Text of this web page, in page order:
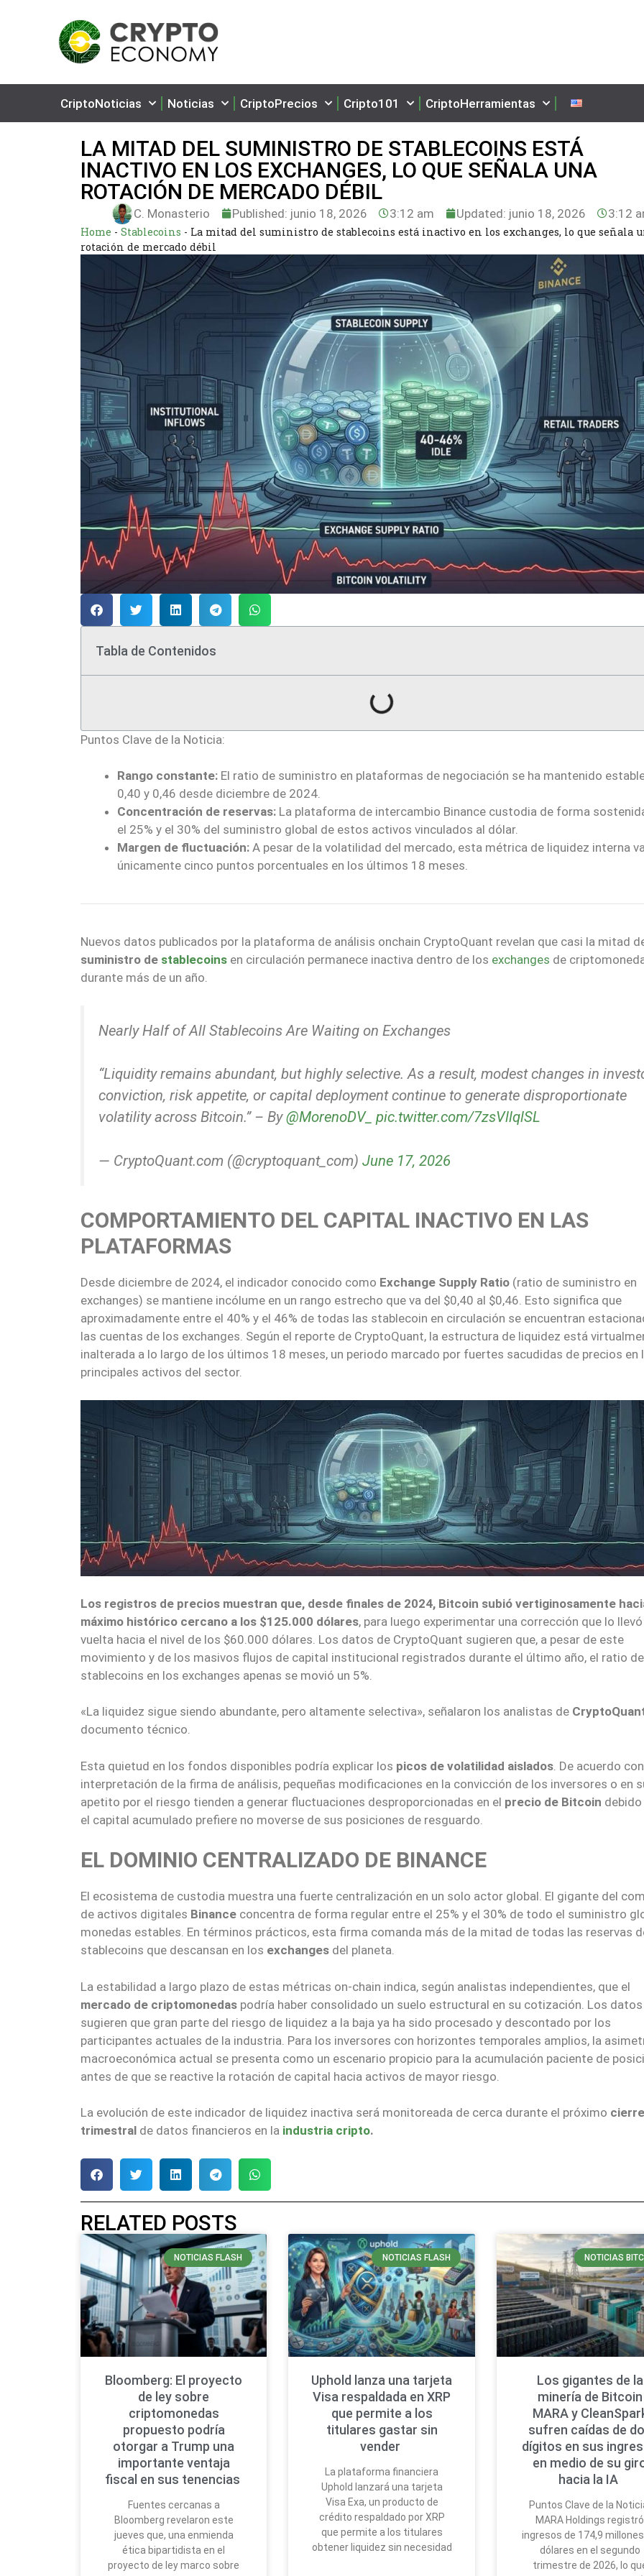
CriptoNoticias Noticias CriptoPrecios Cripto101 CriptoHerramientas
LA MITAD DEL SUMINISTRO DE STABLECOINS ESTÁ
INACTIVO EN LOS EXCHANGES, LO QUE SEÑALA UNA
ROTACIÓN DE MERCADO DÉBIL
C. Monasterio Published: junio 18, 2026 3:12 am Updated: junio 18, 2026 3:12
Home - Stablecoins - La mitad del suministro de stablecoins está inactivo en los exchanges, lo que señala
rotación de mercado débil
Tabla de Contenidos
Puntos Clave de la Noticia:
Rango constante: El ratio de suministro en plataformas de negociación se ha mantenido
0,40 y 0,46 desde diciembre de 2024.
Concentración de reservas: La plataforma de intercambio Binance custodia de forma
el 25% y el 30% del suministro global de estos activos vinculados al dólar.
Margen de fluctuación: A pesar de la volatilidad del mercado, esta métrica de liquidez interna
únicamente cinco puntos porcentuales en los últimos 18 meses.
Nuevos datos publicados por la plataforma de análisis onchain CryptoQuant revelan que casi la mitad
suministro de stablecoins en circulación permanece inactiva dentro de los exchanges de
durante más de un año.
Nearly Half of All Stablecoins Are Waiting on Exchanges
“Liquidity remains abundant, but highly selective. As a result, modest changes in
conviction, risk appetite, or capital deployment continue to generate disproportionate
volatility across Bitcoin.” – By@MorenoDV_ pic.twitter.com/7zsVllqlSL
— CryptoQuant.com (@cryptoquant_com) June 17, 2026
COMPORTAMIENTO DEL CAPITAL INACTIVO EN LAS
PLATAFORMAS
Desde diciembre de 2024, el indicador conocido como Exchange Supply Ratio (ratio de suministro en
exchanges) se mantiene incólume en un rango estrecho que va del $0,40 al $0,46. Esto significa que
aproximadamente entre el 40% y el 46% de todas las stablecoin en circulación se encuentran
las cuentas de los exchanges. Según el reporte de CryptoQuant, la estructura de liquidez está
inalterada a lo largo de los últimos 18 meses, un periodo marcado por fuertes sacudidas de precios en
principales activos del sector.
Los registros de precios muestran que, desde finales de 2024, Bitcoin subió vertiginosamente
máximo histórico cercano a los $125.000 dólares, para luego experimentar una corrección que lo
vuelta hacia el nivel de los $60.000 dólares. Los datos de CryptoQuant sugieren que, a pesar de este
movimiento y de los masivos flujos de capital institucional registrados durante el último año, el ratio de
stablecoins en los exchanges apenas se movió un 5%.
«La liquidez sigue siendo abundante, pero altamente selectiva», señalaron los analistas de
documento técnico.
Esta quietud en los fondos disponibles podría explicar los picos de volatilidad aislados . De acuerdo
interpretación de la firma de análisis, pequeñas modificaciones en la convicción de los inversores o en
apetito por el riesgo tienden a generar fluctuaciones desproporcionadas en el precio de Bitcoin debido
el capital acumulado prefiere no moverse de sus posiciones de resguardo.
EL DOMINIO CENTRALIZADO DE BINANCE
El ecosistema de custodia muestra una fuerte centralización en un solo actor global. El gigante del
de activos digitales Binance concentra de forma regular entre el 25% y el 30% de todo el suministro
monedas estables. En términos prácticos, esta firma comanda más de la mitad de todas las reservas
stablecoins que descansan en los exchanges del planeta.
La estabilidad a largo plazo de estas métricas on-chain indica, según analistas independientes, que el
mercado de criptomonedas podría haber consolidado un suelo estructural en su cotización. Los datos
sugieren que gran parte del riesgo de liquidez a la baja ya ha sido procesado y descontado por los
participantes actuales de la industria. Para los inversores con horizontes temporales amplios, la
macroeconómica actual se presenta como un escenario propicio para la acumulación paciente de
antes de que se reactive la rotación de capital hacia activos de mayor riesgo.
La evolución de este indicador de liquidez inactiva será monitoreada de cerca durante el próximo cierre
trimestral de datos financieros en la industria cripto.
RELATED POSTS
NOTICIAS FLASH
Bloomberg: El proyecto
de ley sobre
criptomonedas
propuesto podría
otorgar a Trump una
importante ventaja
fiscal en sus tenencias
Fuentes cercanas a
Bloomberg revelaron este
jueves que, una enmienda
ética bipartidista en el
proyecto de ley marco sobre
NOTICIAS FLASH
Uphold lanza una tarjeta
Visa respaldada en XRP
que permite a los
titulares gastar sin
vender
La plataforma financiera
Uphold lanzará una tarjeta
Visa Exa, un producto de
crédito respaldado por XRP
que permite a los titulares
obtener liquidez sin necesidad
NOTICIAS
Los gigantes de la
minería de Bitcoin
MARA y
sufren caídas de
dígitos en sus
en medio de su
hacia la IA
Puntos Clave de la
MARA Holdings registró
ingresos de 174,9
dólares en el segundo
trimestre de 2026, lo